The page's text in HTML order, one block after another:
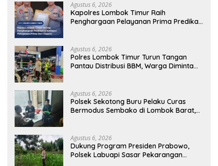
Agustus 6, 2026
Kapolres Lombok Timur Raih
Penghargaan Pelayanan Prima Predikat
Agustus 6, 2026
Polres Lombok Timur Turun Tangan
Pantau Distribusi BBM, Warga Diminta
Agustus 6, 2026
Polsek Sekotong Buru Pelaku Curas
Bermodus Sembako di Lombok Barat,
Agustus 6, 2026
Dukung Program Presiden Prabowo,
Polsek Labuapi Sasar Pekarangan